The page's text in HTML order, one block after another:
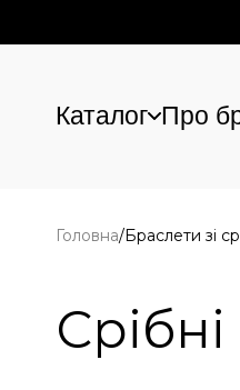
Каталог Про
Головна/Браслети зі